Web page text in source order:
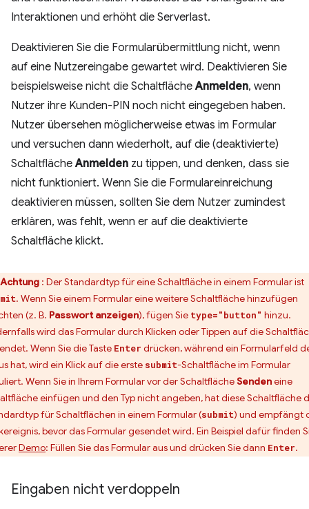
Interaktionen und erhöht die Serverlast.
Deaktivieren Sie die Formularübermittlung nicht, wenn
auf eine Nutzereingabe gewartet wird. Deaktivieren Sie
beispielsweise nicht die SchaltflächeAnmelden, wenn
Nutzer ihre Kunden-PIN noch nicht eingegeben haben.
Nutzer übersehen möglicherweise etwas im Formular
und versuchen dann wiederholt, auf die (deaktivierte)
SchaltflächeAnmelden zu tippen, und denken, dass sie
nicht funktioniert. Wenn Sie die Formulareinreichung
deaktivieren müssen, sollten Sie dem Nutzer zumindest
erklären, was fehlt, wenn er auf die deaktivierte
Schaltfläche klickt.
Achtung : Der Standardtyp für eine Schaltfläche in einem Formular ist
. Wenn Sie einem Formular eine weitere Schaltfläche hinzufügen
(z. B. Passwort anzeigen), fügen Sie type="button" hinzu.
wird das Formular durch Klicken oder Tippen auf die
Wenn Sie die Taste Enter drücken, während ein Formularfeld
hat, wird ein Klick auf die erste submit-Schaltfläche im Formular
Wenn Sie in Ihrem Formular vor der SchaltflächeSendeneine
einfügen und den Typ nicht angeben, hat diese Schaltfläche
für Schaltflächen in einem Formular (submit) und empfängt
bevor das Formular gesendet wird. Ein Beispiel dafür finden
Demo: Füllen Sie das Formular aus und drücken Sie dann Enter.
Eingaben nicht verdoppeln